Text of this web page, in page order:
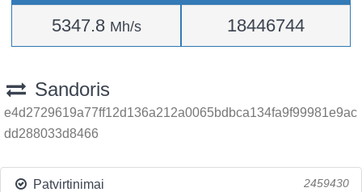
5347.8 Mh/s 18446744
Sandoris
e4d2729619a77ff12d136a212a0065bdbca134fa9f99981e9ac
dd288033d8466
Patvirtinimai 2459430